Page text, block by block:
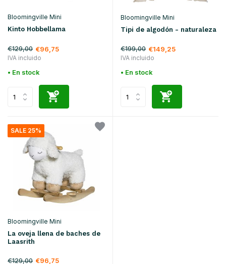
Bloomingville Mini
Kinto Hobbellama
€129,00 €96,75
IVA incluido
• En stock
Bloomingville Mini
Tipi de algodón - naturaleza
€199,00 €149,25
IVA incluido
• En stock
SALE 25%
Bloomingville Mini
La oveja llena de baches de
Laasrith
€129,00 €96,75